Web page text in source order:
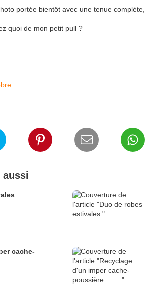
portée bientôt avec une tenue complète,
quoi de mon petit pull ?
aussi
cache-